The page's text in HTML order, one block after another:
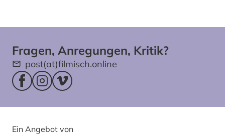
Fragen, Anregungen, Kritik?
post(at)filmisch.online
Facebookseite (öffnet im neuen Fenster)
Instagram (öffnet im neuen Fenster)
Vimeo (öffnet im neuen Fenster)
Ein Angebot von